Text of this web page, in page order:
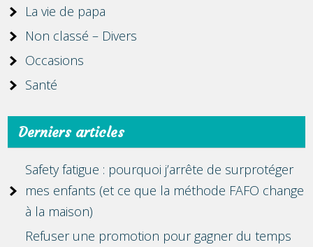
La vie de papa
Non classé – Divers
Occasions
Santé
Derniers articles
Safety fatigue : pourquoi j’arrête de surprotéger
mes enfants (et ce que la méthode FAFO change
à la maison)
Refuser une promotion pour gagner du temps